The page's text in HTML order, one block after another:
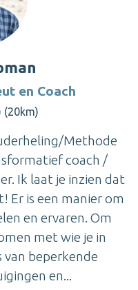
en Coach
(20km)
Methode
coach /
Ik laat je inzien dat
Er is een manier om
en ervaren. Om
met wie je in
beperkende
en...